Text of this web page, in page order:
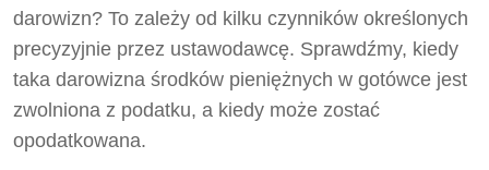
darowizn? To zależy od kilku czynników określonych
precyzyjnie przez ustawodawcę. Sprawdźmy, kiedy
taka darowizna środków pieniężnych w gotówce jest
zwolniona z podatku, a kiedy może zostać
opodatkowana.